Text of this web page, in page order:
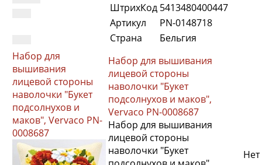
ШтрихКод 5413480400447
Артикул
PN-0148718
Страна
Бельгия
Набор для
вышивания
лицевой стороны
наволочки "Букет
подсолнухов и
маков", Vervaco PN-
0008687
Набор для вышивания
лицевой стороны
наволочки "Букет
подсолнухов и маков",
Vervaco PN-0008687
Набор для вышивания
лицевой стороны
наволочки "Букет
Нет